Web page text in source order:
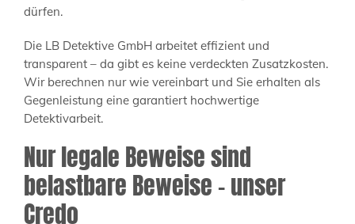
dürfen.
Die LB Detektive GmbH arbeitet effizient und
transparent – da gibt es keine verdeckten Zusatzkosten.
Wir berechnen nur wie vereinbart und Sie erhalten als
Gegenleistung eine garantiert hochwertige
Detektivarbeit.
Nur legale Beweise sind
belastbare Beweise – unser
Credo